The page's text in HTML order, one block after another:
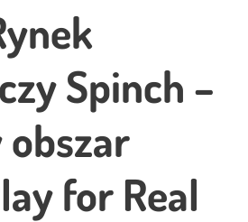
Spinch –
for Real